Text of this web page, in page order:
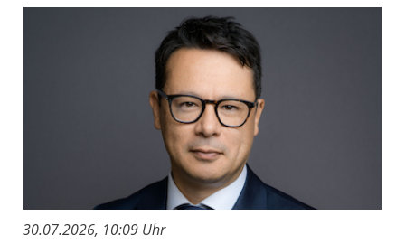
30.07.2026, 10:09 Uhr